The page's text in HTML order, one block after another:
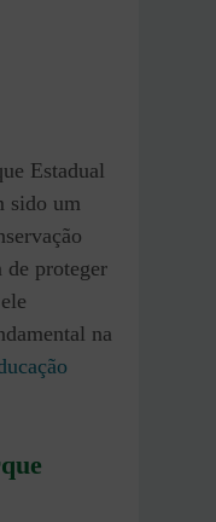
Estadual
sido um
de proteger
na